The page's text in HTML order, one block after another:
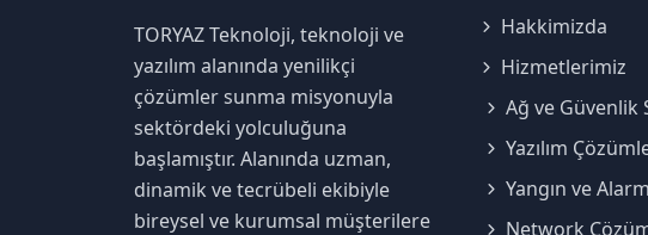
TORYAZ Teknoloji, teknoloji ve
yazılım alanında yenilikçi
çözümler sunma misyonuyla
sektördeki yolculuğuna
başlamıştır. Alanında uzman,
dinamik ve tecrübeli ekibiyle
bireysel ve kurumsal müşterilere
Hakkimizda
Hizmetlerimiz
Ağ ve Güvenlik
Yazılım
Yangın ve
Network